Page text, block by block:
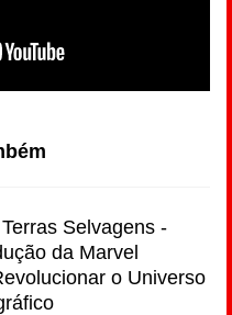
Selvagens -
da Marvel
o Universo